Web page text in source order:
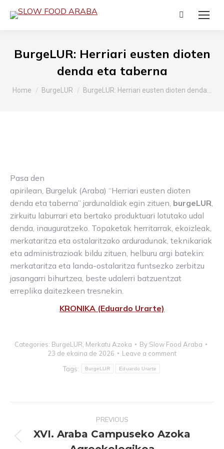
Search:
BurgeLUR: Herriari eusten dioten
denda eta taberna
You are here:
Home BurgeLUR BurgeLUR: Herriari eusten dioten denda…
Pasa den
apirilean, Burgeluk (Araba) “Herriari eusten dioten
denda eta taberna” jardunaldiak egin zituen, burgeLUR,
zirkuitu laburrari eta bertako produktuari lotutako udal
denda, inauguratzeko. Topaketak herritarrak, ekoizleak,
merkataritza eta ostalaritzako arduradunak, teknikariak
eta administrazioak bildu zituen, helburu argi batekin:
merkataritza eta landa-ostalaritza funtsezko zerbitzu
jasangarri bihurtzea, beste udalerri batzuentzat
erreplika daitezkeen tresnekin.
KRONIKA (Eduardo Urarte)
Categories: BurgeLUR Merkatu Azoka By Slow Food Araba
23 de ekaina de 2026
Leave a comment
Tags:
BurgeLUR Eduardo Urarte
PREVIOUS
Previous
XVI. Araba Campuseko Azoka